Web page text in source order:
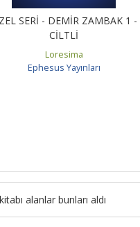
SERİ - DEMİR ZAMBAK 1 -
CİLTLİ
Loresima
Ephesus Yayınları
alanlar bunları aldı